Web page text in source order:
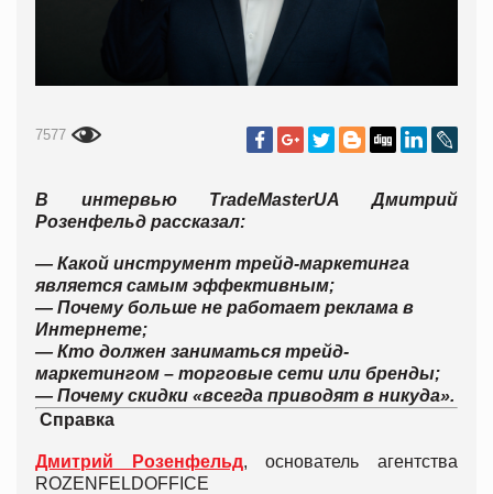
7577
В интервью TradeMasterUA Дмитрий
Розенфельд рассказал:
— Какой инструмент трейд-маркетинга
является самым эффективным;
— Почему больше не работает реклама в
Интернете;
— Кто должен заниматься трейд-
маркетингом – торговые сети или бренды;
— Почему скидки «всегда приводят в никуда».
Справка
Дмитрий Розенфельд, основатель агентства
ROZENFELDOFFICE